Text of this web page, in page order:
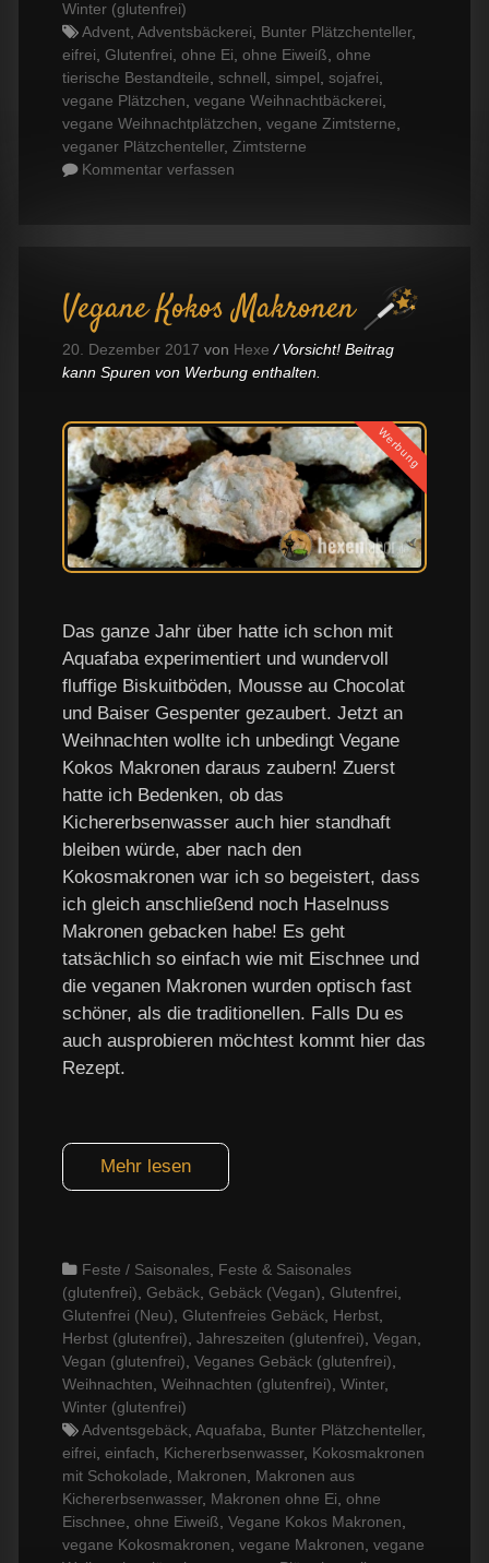
Winter (glutenfrei)
Tags
Advent, Adventsbäckerei, Bunter Plätzchenteller,
eifrei, Glutenfrei, ohne Ei, ohne Eiweiß, ohne
tierische Bestandteile, schnell, simpel, sojafrei,
vegane Plätzchen, vegane Weihnachtbäckerei,
vegane Weihnachtplätzchen, vegane Zimtsterne,
veganer Plätzchenteller, Zimtsterne
Kommentar verfassen
Vegane Kokos Makronen
20. Dezember 2017 von Hexe
Vorsicht! Beitrag
kann Spuren von Werbung enthalten.
Werbung
Das ganze Jahr über hatte ich schon mit
Aquafaba experimentiert und wundervoll
fluffige Biskuitböden, Mousse au Chocolat
und Baiser Gespenter gezaubert. Jetzt an
Weihnachten wollte ich unbedingt Vegane
Kokos Makronen daraus zaubern! Zuerst
hatte ich Bedenken, ob das
Kichererbsenwasser auch hier standhaft
bleiben würde, aber nach den
Kokosmakronen war ich so begeistert, dass
ich gleich anschließend noch Haselnuss
Makronen gebacken habe! Es geht
tatsächlich so einfach wie mit Eischnee und
die veganen Makronen wurden optisch fast
schöner, als die traditionellen. Falls Du es
auch ausprobieren möchtest kommt hier das
Rezept.
Mehr lesen
Categories
Feste / Saisonales, Feste & Saisonales
(glutenfrei), Gebäck, Gebäck (Vegan), Glutenfrei,
Glutenfrei (Neu), Glutenfreies Gebäck, Herbst,
Herbst (glutenfrei), Jahreszeiten (glutenfrei), Vegan,
Vegan (glutenfrei), Veganes Gebäck (glutenfrei),
Weihnachten, Weihnachten (glutenfrei), Winter,
Winter (glutenfrei)
Tags
Adventsgebäck, Aquafaba, Bunter Plätzchenteller,
eifrei, einfach, Kichererbsenwasser, Kokosmakronen
mit Schokolade, Makronen, Makronen aus
Kichererbsenwasser, Makronen ohne Ei, ohne
Eischnee, ohne Eiweiß, Vegane Kokos Makronen,
vegane Kokosmakronen, vegane Makronen, vegane